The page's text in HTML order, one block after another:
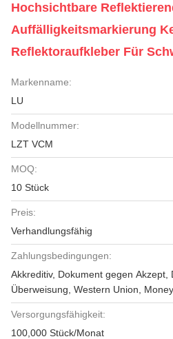
Hochsichtbare
Auffälligkeitsmarkierung
Reflektoraufkleber Für
Markenname:
LU
Modellnummer:
LZT VCM
MOQ:
10 Stück
Preis:
Verhandlungsfähig
Zahlungsbedingungen:
Akkreditiv, Dokument gegen Akzept,
Überweisung, Western Union,
Versorgungsfähigkeit:
100,000 Stück/Monat